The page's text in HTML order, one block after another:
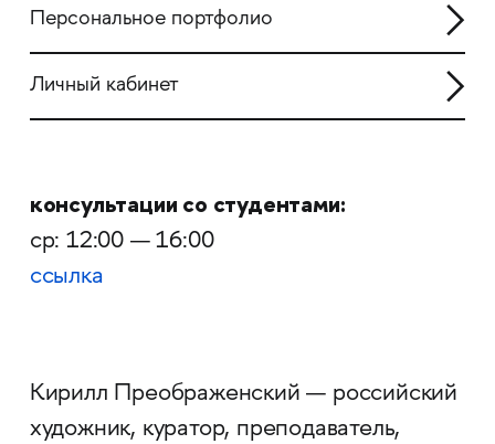
Персональное портфолио
Личный кабинет
консультации со студентами:
ср: 12:00 — 16:00
ссылка
Кирилл Преображенский — российский
художник, куратор, преподаватель,